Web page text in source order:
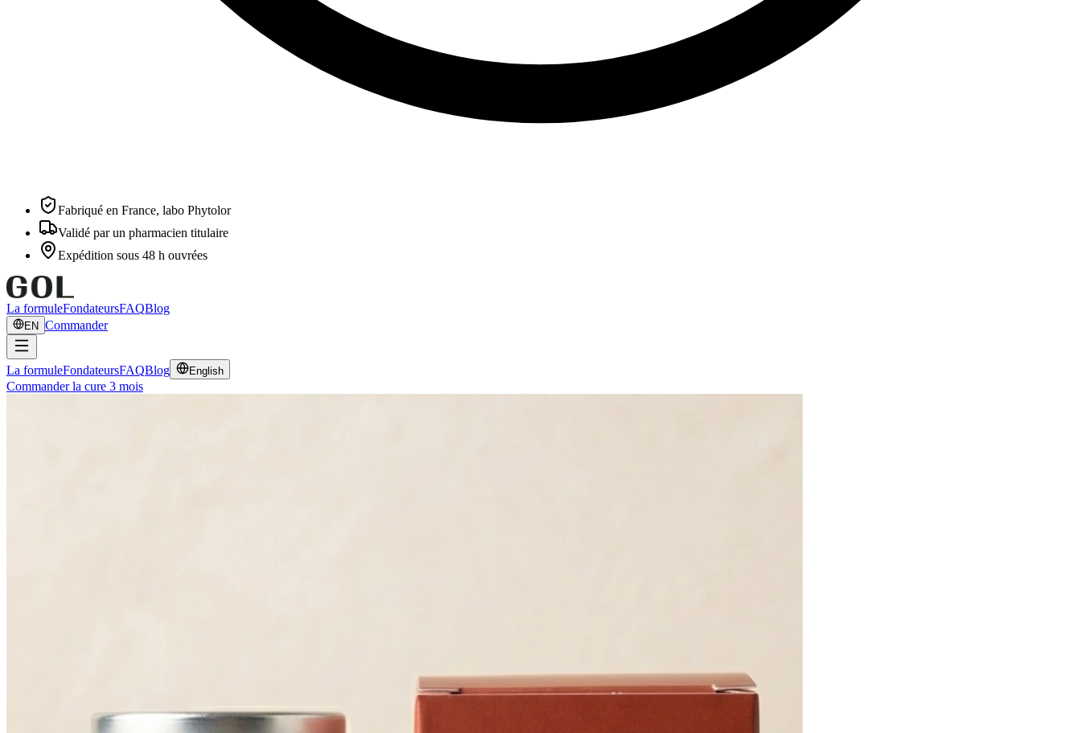
Fabriqué en France, labo Phytolor
Validé par un pharmacien titulaire
Expédition sous 48 h ouvrées
La formuleFondateursFAQBlog
EN Commander
La formuleFondateursFAQBlog English
Commander la cure 3 mois